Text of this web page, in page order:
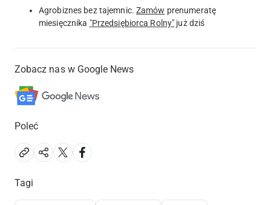
Agrobiznes bez tajemnic. Zamów prenumeratę
miesięcznika "Przedsiębiorca Rolny" już dziś
Zobacz nas w Google News
Poleć
Tagi